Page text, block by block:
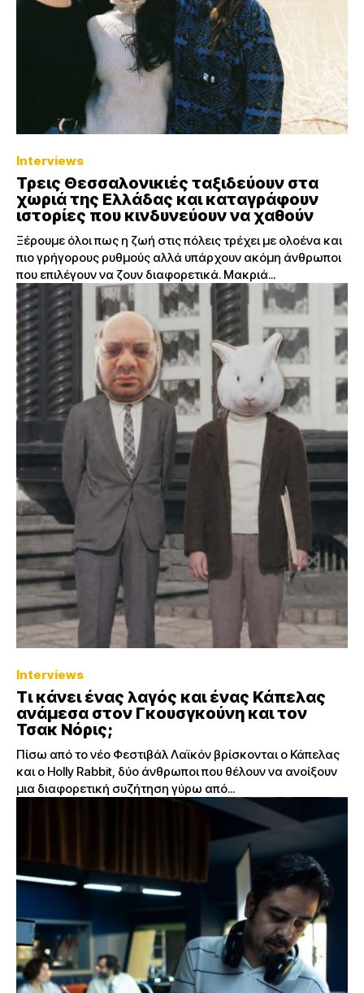
Interviews
Τρεις Θεσσαλονικιές ταξιδεύουν στα
χωριά της Ελλάδας και καταγράφουν
ιστορίες που κινδυνεύουν να χαθούν
Ξέρουμε όλοι πως η ζωή στις πόλεις τρέχει με ολοένα και
πιο γρήγορους ρυθμούς αλλά υπάρχουν ακόμη άνθρωποι
που επιλέγουν να ζουν διαφορετικά. Μακριά...
Interviews
Τι κάνει ένας λαγός και ένας Κάπελας
ανάμεσα στον Γκουσγκούνη και τον
Τσακ Νόρις;
Πίσω από το νέο Φεστιβάλ Λαϊκόν βρίσκονται ο Κάπελας
και ο Holly Rabbit, δύο άνθρωποι που θέλουν να ανοίξουν
μια διαφορετική συζήτηση γύρω από...